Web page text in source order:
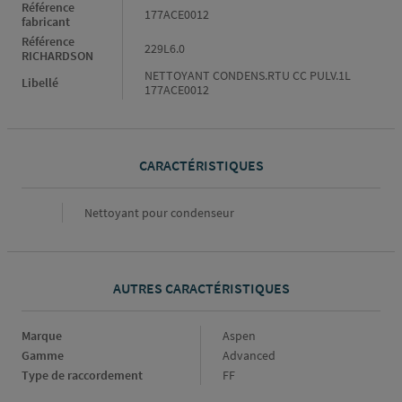
Référence
fabricant
177ACE0012
Référence
RICHARDSON
229L6.0
Libellé
NETTOYANT CONDENS.RTU CC PULV.1L
177ACE0012
CARACTÉRISTIQUES
CaractéristiquesNettoyant pour condenseur
AUTRES CARACTÉRISTIQUES
Marque Marque
Aspen
Gamme
Gamme
Advanced
Type de raccordement
Type
FF